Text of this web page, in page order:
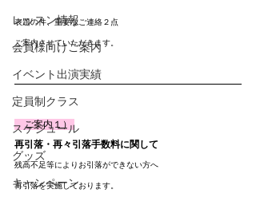
レッスン情報
会員様向けご案内
イベント出演実績
定員制クラス
スケジュール
グッズ
キャンペーン
表題の件、重要なご連絡２点
ご案内させていただきます。
ご案内１）
再引落・再々引落手数料に関して
残高不足等によりお引落ができない方へ
再引落を実施しております。